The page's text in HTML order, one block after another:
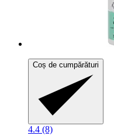
Coș de cumpărături
4.4 (8)